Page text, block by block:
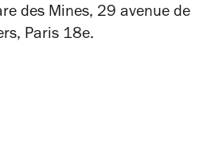
des Mines, 29 avenue de
Paris 18e.